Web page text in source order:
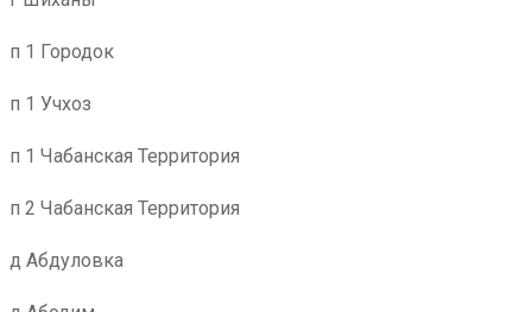
п 1 Городок
п 1 Учхоз
п 1 Чабанская Территория
п 2 Чабанская Территория
д Абдуловка